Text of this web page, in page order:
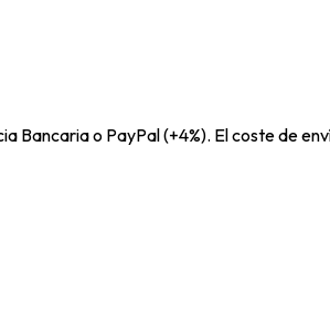
Bancaria o PayPal (+4%). El coste de